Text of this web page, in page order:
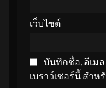
เว็บไซต์
บันทึกชื่อ, อีเม
เบราว์เซอร์นี้ สำ